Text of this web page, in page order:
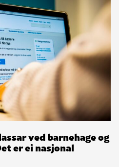
ved barnehage og
er ei nasjonal